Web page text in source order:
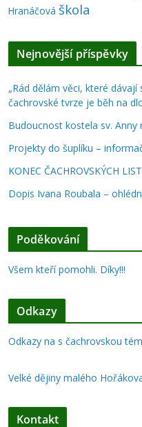
Hranáčová škola
Nejnovější příspěvky
„Rád dělám věci, které dávají
čachrovské tvrze je běh na
Budoucnost kostela sv. Anny
Projekty do šuplíku –
KONEC ČACHROVSKÝCH
Dopis Ivana Roubala –
Poděkování
Všem kteří pomohli. Díky!!!
Odkazy
Odkazy na s čachrovskou
Velké dějiny malého
Kontakt